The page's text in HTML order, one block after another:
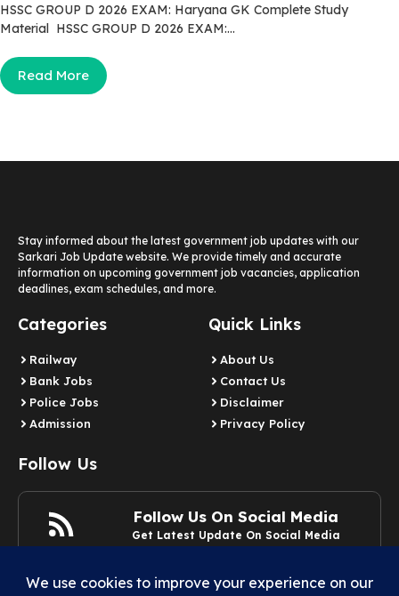
HSSC GROUP D 2026 EXAM: Haryana GK Complete Study
Material HSSC GROUP D 2026 EXAM:...
Read More
Stay informed about the latest government job updates with our
Sarkari Job Update website. We provide timely and accurate
information on upcoming government job vacancies, application
deadlines, exam schedules, and more.
Categories
Railway
Bank Jobs
Police Jobs
Admission
Quick Links
About Us
Contact Us
Disclaimer
Privacy Policy
Follow Us
Follow Us On Social Media
Get Latest Update On Social Media